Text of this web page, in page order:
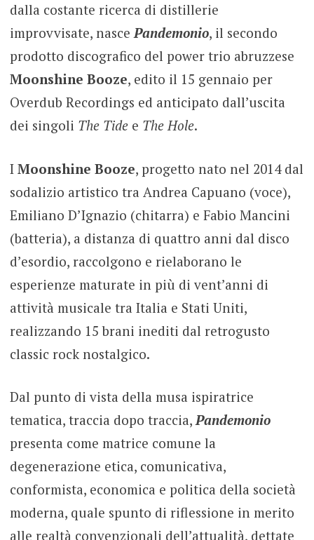
dalla costante ricerca di distillerie
improvvisate, nascePandemonio, il secondo
prodotto discografico del power trio abruzzese
Moonshine Booze, edito il 15 gennaio per
Overdub Recordings ed anticipato dall’uscita
dei singoli The Tidee The Hole.
I Moonshine Booze, progetto nato nel 2014 dal
sodalizio artistico tra Andrea Capuano (voce),
Emiliano D’Ignazio (chitarra) e Fabio Mancini
(batteria), a distanza di quattro anni dal disco
d’esordio, raccolgono e rielaborano le
esperienze maturate in più di vent’anni di
attività musicale tra Italia e Stati Uniti,
realizzando 15 brani inediti dal retrogusto
classic rock nostalgico.
Dal punto di vista della musa ispiratrice
tematica, traccia dopo traccia,Pandemonio
presenta come matrice comune la
degenerazione etica, comunicativa,
conformista, economica e politica della società
moderna, quale spunto di riflessione in merito
alle realtà convenzionali dell’attualità, dettate